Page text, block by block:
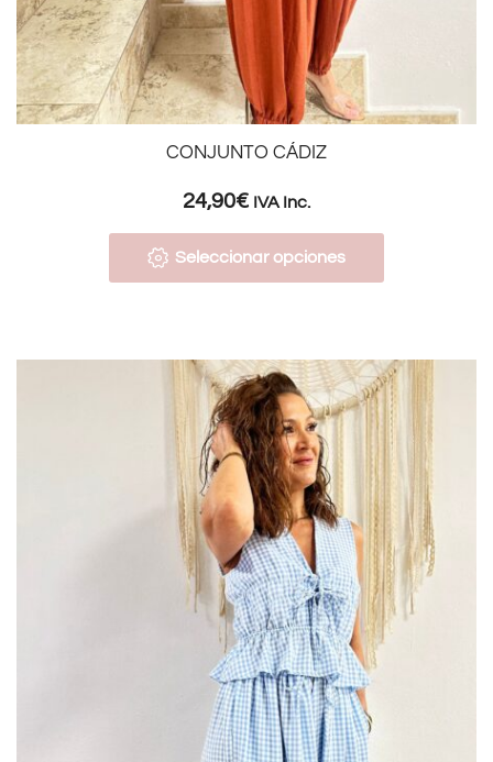
CONJUNTO CÁDIZ
24,90€ IVA Inc.
Seleccionar opciones